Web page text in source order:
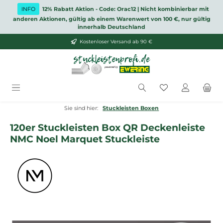
Zum Hauptinhalt springen
INFO
12% Rabatt Aktion - Code: Orac12 | Nicht kombinierbar mit
anderen Aktionen, gültig ab einem Warenwert von 100 €, nur gültig
innerhalb Deutschland
Kostenloser Versand ab 90 €
Du hast 0
Sie sind hier: Stuckleisten Boxen
120er Stuckleisten Box QR Deckenleiste
NMC Noel Marquet Stuckleiste